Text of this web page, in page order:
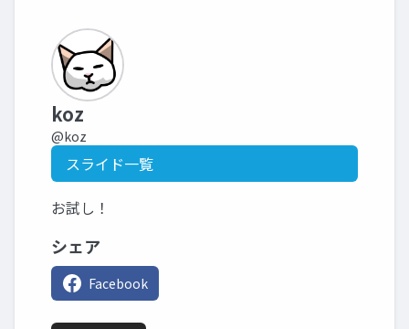
koz
@koz
スライド一覧
お試し！
シェア
Facebook